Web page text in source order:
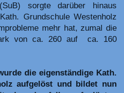
sorgte darüber hinaus
Grundschule Westenholz
mehr hat, zumal die
von ca. 260 auf ca. 160
die eigenständige Kath.
aufgelöst und bildet nun